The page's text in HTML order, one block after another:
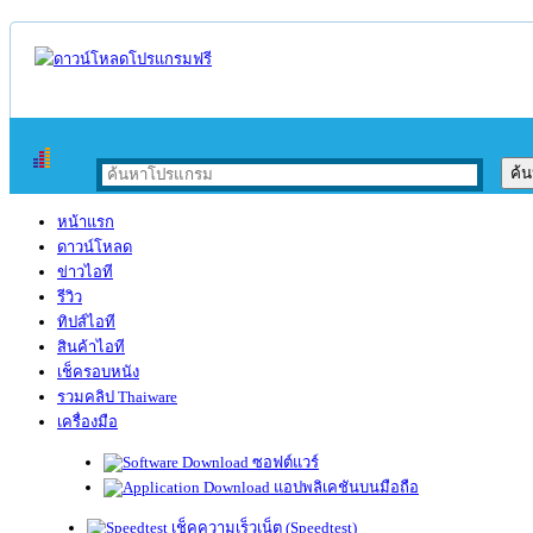
หน้าแรก
ดาวน์โหลด
ข่าวไอที
รีวิว
ทิปส์ไอที
สินค้าไอที
เช็ครอบหนัง
รวมคลิป Thaiware
เครื่องมือ
ซอฟต์แวร์
แอปพลิเคชันบนมือถือ
เช็คความเร็วเน็ต (Speedtest)